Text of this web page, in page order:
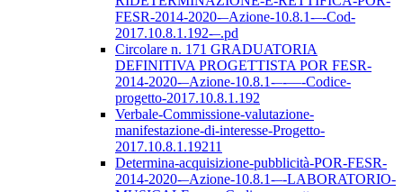
FESR-2014-2020-–Azione-10.8.1-–-Cod-
2017.10.8.1.192-–.pd
Circolare n. 171 GRADUATORIA
DEFINITIVA PROGETTISTA POR FESR-
2014-2020-–Azione-10.8.1-–-––-Codice-
progetto-2017.10.8.1.192
Verbale-Commissione-valutazione-
manifestazione-di-interesse-Progetto-
2017.10.8.1.19211
Determina-acquisizione-pubblicità-POR-FESR-
2014-2020-–Azione-10.8.1-–-LABORATORIO-